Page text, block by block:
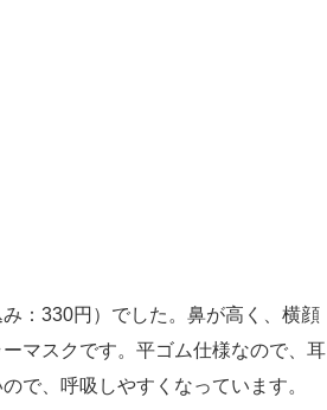
：330円）でした。鼻が高く、横顔
マスクです。平ゴム仕様なので、耳
で、呼吸しやすくなっています。